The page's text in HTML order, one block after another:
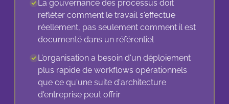
La gouvernance des processus doit
refléter comment le travail s'effectue
réellement, pas seulement comment il est
documenté dans un référentiel
L'organisation a besoin d'un déploiement
plus rapide de workflows opérationnels
que ce qu'une suite d'architecture
d'entreprise peut offrir